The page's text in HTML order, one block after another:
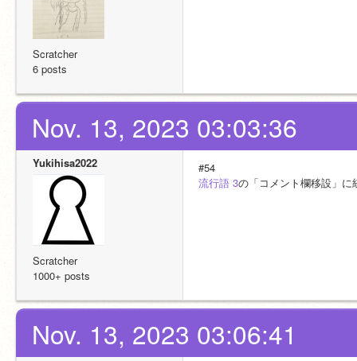
Scratcher
6 posts
Nov. 13, 2023 03:03:36
Yukihisa2022
Scratcher
1000+ posts
#54
流行語 3の「コメント欄移設」に
Nov. 13, 2023 03:06:41